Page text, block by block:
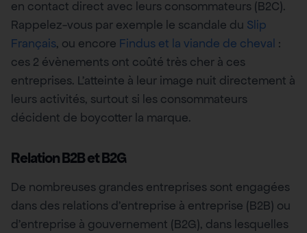
en contact direct avec leurs consommateurs (B2C).
Rappelez-vous par exemple le scandale du Slip
Français, ou encore Findus et la viande de cheval :
ces 2 évènements ont coûté très cher à ces
entreprises. L’atteinte à leur image nuit directement à
leurs activités, surtout si les consommateurs
décident de boycotter la marque.
Relation B2B et B2G
De nombreuses grandes entreprises sont engagées
dans des relations d’entreprise à entreprise (B2B) ou
d’entreprise à gouvernement (B2G), dans lesquelles